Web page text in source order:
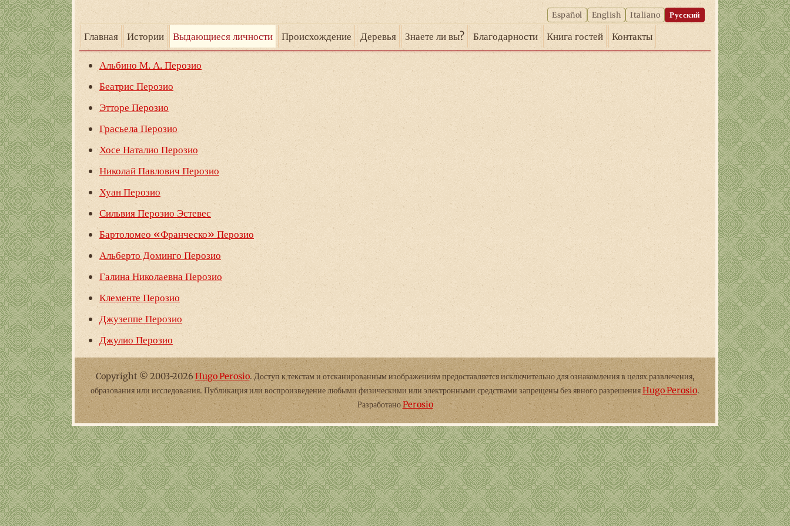
Español English Italiano Русский
Главная Истории Выдающиеся личности Происхождение Деревья Знаете ли вы? Благодарности Книга гостей Контакты
Альбино М. А. Перозио
Беатрис Перозио
Этторе Перозио
Грасьела Перозио
Хосе Наталио Перозио
Николай Павлович Перозио
Хуан Перозио
Сильвия Перозио Эстевес
Бартоломео «Франческо» Перозио
Альберто Доминго Перозио
Галина Николаевна Перозио
Клементе Перозио
Джузеппе Перозио
Джулио Перозио
Copyright © 2003-2026Hugo Perosio. Доступ к текстам и отсканированным изображениям предоставляется исключительно для ознакомления в целях развлечения,
образования или исследования. Публикация или воспроизведение любыми физическими или электронными средствами запрещены без явного разрешенияHugo Perosio.
РазработаноPerosio